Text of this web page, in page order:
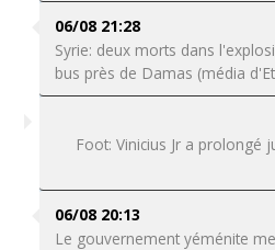
06/08 21:28
Syrie: deux morts dans
bus près de Damas (média
Foot: Vinicius Jr a prolongé
06/08 20:13
Le gouvernement yéménite